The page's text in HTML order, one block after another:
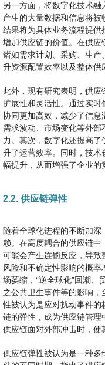
另一方面，将数字化技术
产生的大量数据和信息将被
结果将为具体业务流程提
增加供应链的价值。在供
诸如需求计划、采购、生产
升资源配置效率以及整体供
此外，现有研究表明，供
扩展性和灵活性。通过实
协同更加高效，减少了信
需求波动、市场变化等外
力。其次，数字化还提高
升了运营效率。同时，技
幅提升，从而增强了企业的
2.2. 供应链弹性
随着全球化进程的不断加
赖。在高度耦合的供应链中
可能会产生连锁反应，导致
风险和不确定性影响的概率
场萎缩，“逆全球化”回潮、
之公共卫生事件等的影响
性被认为是应对扰动事件的
链的弹性，成为供应链管
供应链面对外部冲击时，使
供应链弹性被认为是一种